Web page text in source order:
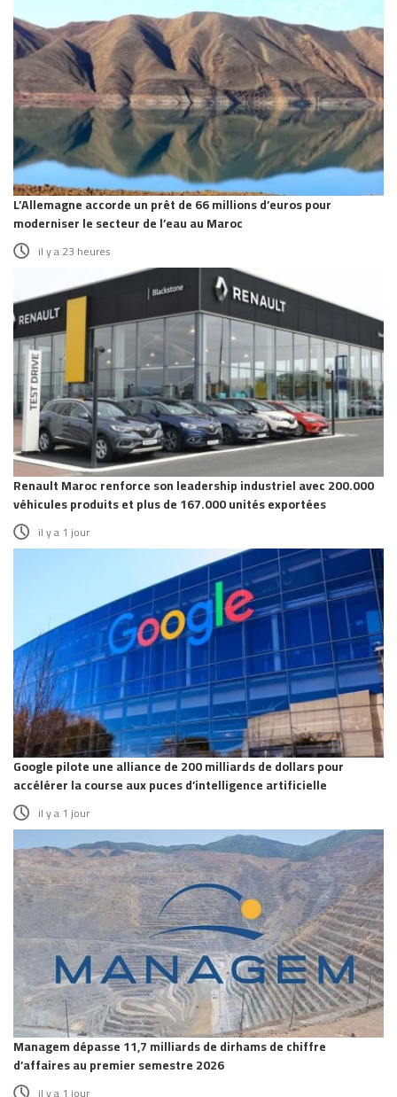
L’Allemagne accorde un prêt de 66 millions d’euros pour
moderniser le secteur de l’eau au Maroc
il y a 23 heures
Renault Maroc renforce son leadership industriel avec 200.000
véhicules produits et plus de 167.000 unités exportées
il y a 1 jour
Google pilote une alliance de 200 milliards de dollars pour
accélérer la course aux puces d’intelligence artificielle
il y a 1 jour
Managem dépasse 11,7 milliards de dirhams de chiffre
d’affaires au premier semestre 2026